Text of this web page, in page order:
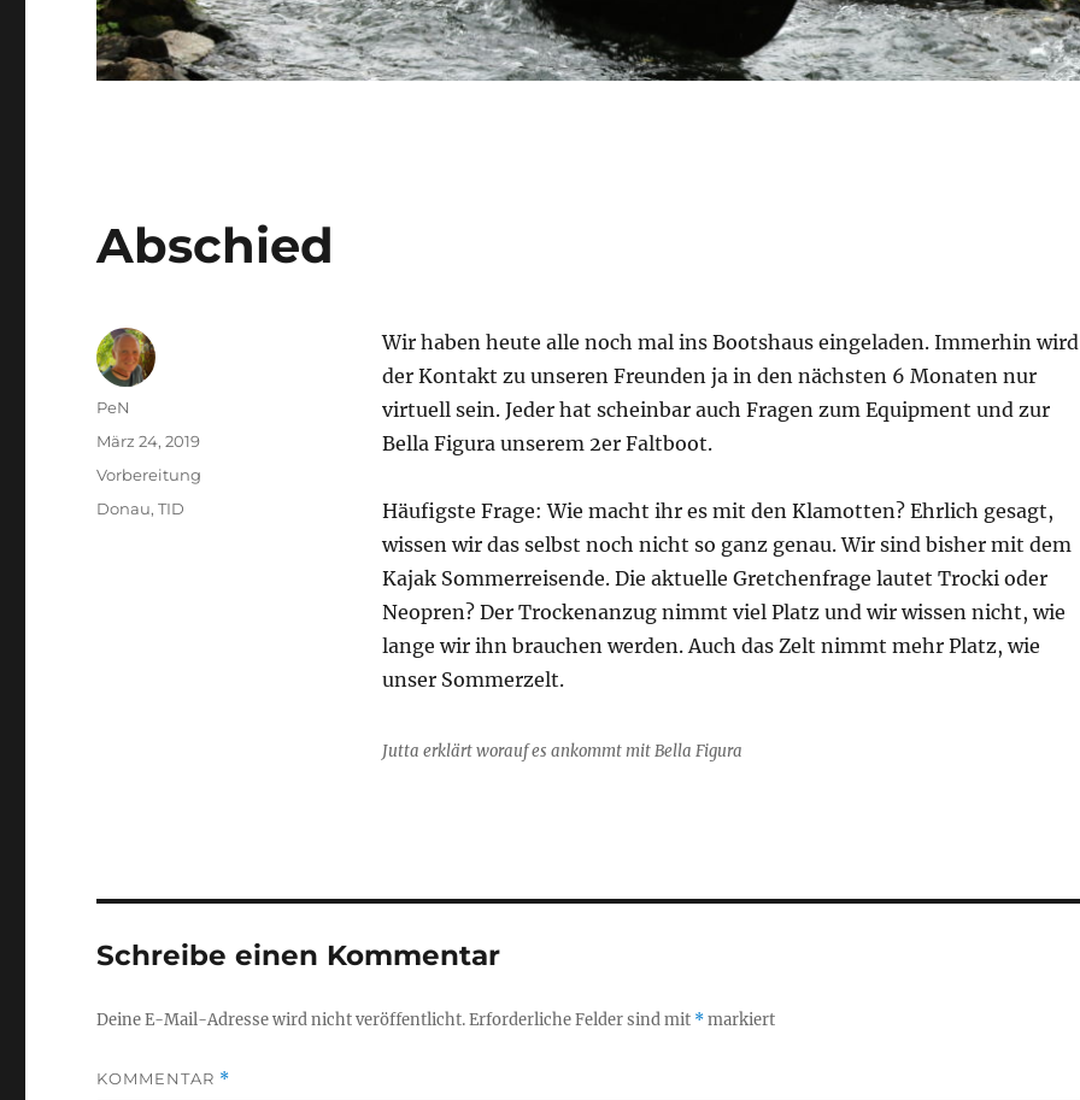
Abschied
Wir haben heute alle noch mal ins Bootshaus eingeladen. Immerhin wird
der Kontakt zu unseren Freunden ja in den nächsten 6 Monaten nur
virtuell sein. Jeder hat scheinbar auch Fragen zum Equipment und zur
Bella Figura unserem 2er Faltboot.
Häufigste Frage: Wie macht ihr es mit den Klamotten? Ehrlich gesagt,
wissen wir das selbst noch nicht so ganz genau. Wir sind bisher mit dem
Kajak Sommerreisende. Die aktuelle Gretchenfrage lautet Trocki oder
Neopren? Der Trockenanzug nimmt viel Platz und wir wissen nicht, wie
lange wir ihn brauchen werden. Auch das Zelt nimmt mehr Platz, wie
unser Sommerzelt.
Jutta erklärt worauf es ankommt mit Bella Figura
Autor
PeN
Veröffentlicht
März 24, 2019
Kategorien
Vorbereitung
Schlagwörter
Donau,TID
Schreibe einen Kommentar
Deine E-Mail-Adresse wird nicht veröffentlicht.Erforderliche Felder sind mit *markiert
KOMMENTAR *